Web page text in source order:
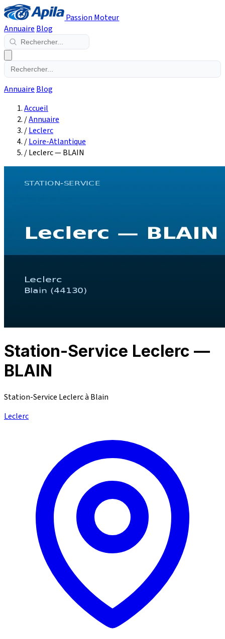
Passion Moteur
Annuaire Blog
Annuaire Blog
Accueil
/Annuaire
/Leclerc
/Loire-Atlantique
/Leclerc — BLAIN
Station-Service Leclerc —
BLAIN
Station-Service Leclerc à Blain
Leclerc